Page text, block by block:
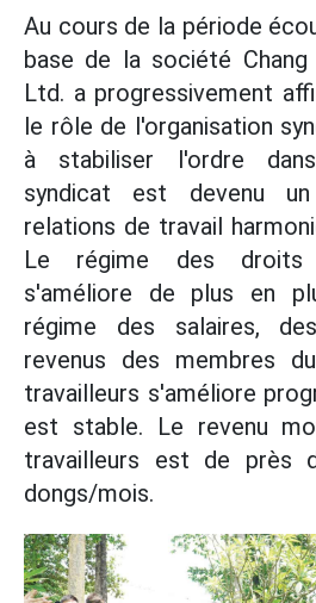
Au cours de la période
base de la société Chang
Ltd. a progressivement
le rôle de l'organisation
à stabiliser l'ordre
syndicat est devenu
relations de travail
Le régime des droits
s'améliore de plus en
régime des salaires,
revenus des membres
travailleurs s'améliore
est stable. Le revenu
travailleurs est de près
dongs/mois.